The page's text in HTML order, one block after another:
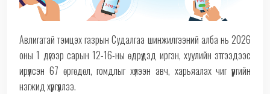
Авлигатай тэмцэх газрын Судалгаа шинжилгээний алба нь 2026
оны 1 дүгээр сарын 12-16-ны өдрүүдэд иргэн, хуулийн этгээдээс
ирүүлсэн 67 өргөдөл, гомдлыг хүлээн авч, харьяалах чиг үүргийн
нэгжид хүргүүллээ.